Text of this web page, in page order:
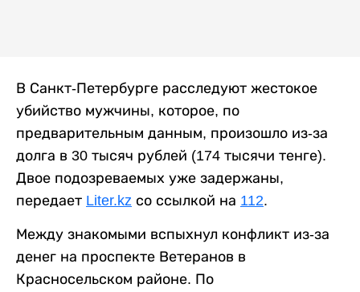
В Санкт-Петербурге расследуют жестокое
убийство мужчины, которое, по
предварительным данным, произошло из-за
долга в 30 тысяч рублей (174 тысячи тенге).
Двое подозреваемых уже задержаны,
передает Liter.kz со ссылкой на 112.
Между знакомыми вспыхнул конфликт из-за
денег на проспекте Ветеранов в
Красносельском районе. По